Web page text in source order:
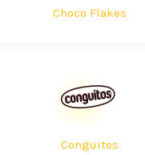
Choco Flakes
Conguitos